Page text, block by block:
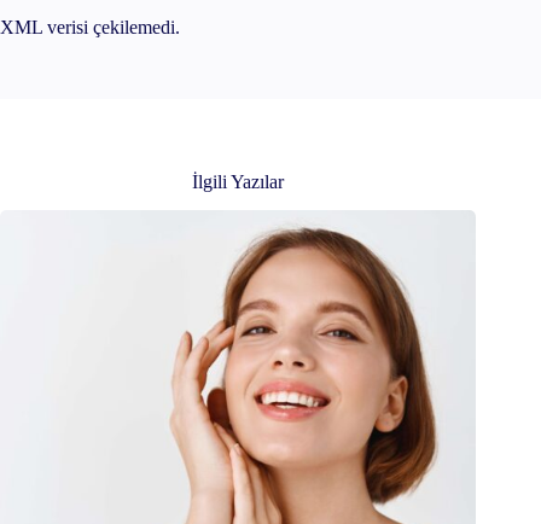
XML verisi çekilemedi.
İlgili Yazılar